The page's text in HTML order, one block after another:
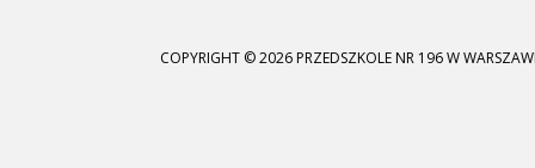
COPYRIGHT © 2026 PRZEDSZKOLE NR 196 W